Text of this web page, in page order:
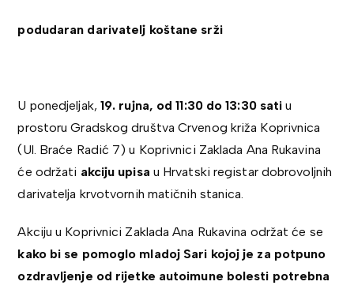
podudaran darivatelj koštane srži
U ponedjeljak, 19. rujna, od 11:30 do 13:30 satiu
prostoru Gradskog društva Crvenog križa Koprivnica
(Ul. Braće Radić 7) u Koprivnici Zaklada Ana Rukavina
će održati akciju upisa u Hrvatski registar dobrovoljnih
darivatelja krvotvornih matičnih stanica.
Akciju u Koprivnici Zaklada Ana Rukavina održat će se
kako bi se pomoglo mladoj Sari kojoj je za potpuno
ozdravljenje od rijetke autoimune bolesti potrebna